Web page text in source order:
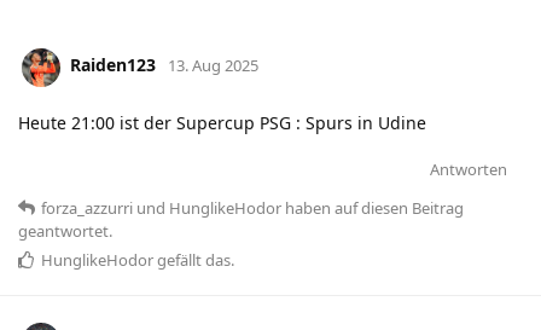
Raiden123 13. Aug 2025
Heute 21:00 ist der Supercup PSG : Spurs in Udine
Antworten
forza_azzurri und HunglikeHodor haben auf diesen Beitrag
geantwortet.
HunglikeHodorgefällt das.